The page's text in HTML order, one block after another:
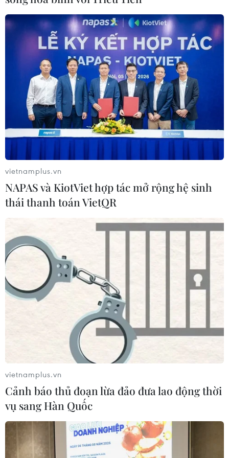
Bắc Bộ có mưa dông, Tây Nguyên và Nam
Bộ nắng nóng cục bộ
19/04/2018 23:30
Theo dự báo, ngày 20/4, khu vực Bắc Bộ và Bắc Trung
Bộ có mưa và dông, đề phòng khả năng xảy ra tố, lốc,
mưa đá và gió giật mạnh trong khi Tây Nguyên và
Nam Bộ nắng nóng cục bộ.
vietnamplus.vn
NAPAS và KiotViet hợp tác mở rộng hệ sinh
thái thanh toán VietQR
vietnamplus.vn
Cảnh báo thủ đoạn lừa đảo đưa lao động thời
vụ sang Hàn Quốc